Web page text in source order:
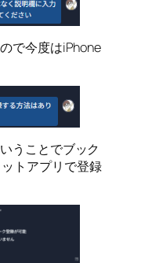
で今度はiPhone
うことでブック
トアプリで登録